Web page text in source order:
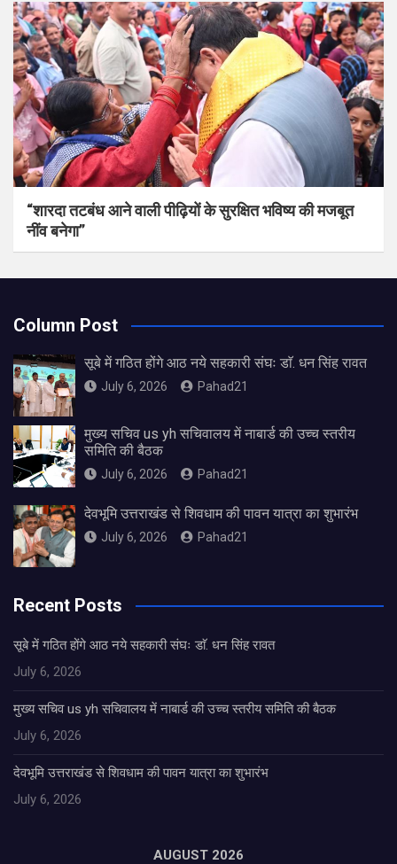
“शारदा तटबंध आने वाली पीढ़ियों के सुरक्षित भविष्य की मजबूत
नींव बनेगा”
Column Post
सूबे में गठित होंगे आठ नये सहकारी संघः डाॅ. धन सिंह रावत
July 6, 2026 Pahad21
मुख्य सचिव us yh सचिवालय में नाबार्ड की उच्च स्तरीय
समिति की बैठक
July 6, 2026 Pahad21
देवभूमि उत्तराखंड से शिवधाम की पावन यात्रा का शुभारंभ
July 6, 2026 Pahad21
Recent Posts
सूबे में गठित होंगे आठ नये सहकारी संघः डाॅ. धन सिंह रावत
July 6, 2026
मुख्य सचिव us yh सचिवालय में नाबार्ड की उच्च स्तरीय समिति की बैठक
July 6, 2026
देवभूमि उत्तराखंड से शिवधाम की पावन यात्रा का शुभारंभ
July 6, 2026
AUGUST 2026